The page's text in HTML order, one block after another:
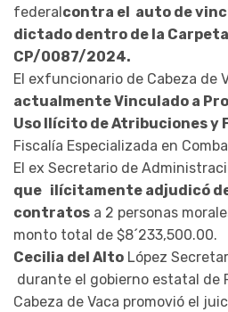
federal contra el auto de
dictado dentro de la Carpeta
CP/0087/2024.
El exfuncionario de Cabeza de
actualmente Vinculado a
Uso Ilícito de Atribuciones y
Fiscalía Especializada en
El ex Secretario de
que ilícitamente adjudicó
contratos a 2 personas
monto total de $8´233,500.00.
Cecilia del Alto López
durante el gobierno estatal de
Cabeza de Vaca promovió el